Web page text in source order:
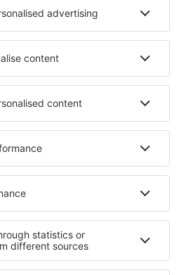
in Bagnolet
in Aillas Hotely in Varès
in Rajecké Teplice
Hotely v Bad Kleinkirchheimu
Hotely in Saalfelden Leogang
Hotely v Župa Mehedinți